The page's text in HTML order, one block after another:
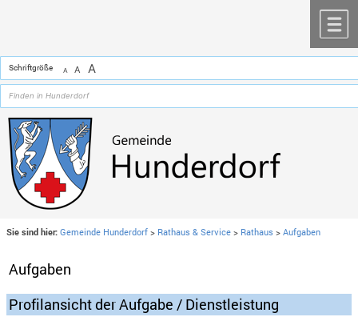
Schriftgröße A A A
Sie sind hier: Gemeinde Hunderdorf > Rathaus & Service > Rathaus >Aufgaben
Aufgaben
Profilansicht der Aufgabe / Dienstleistung